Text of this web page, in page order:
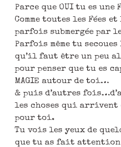
Parce que OUI tu es une
Comme toutes les Fées
parfois submergée par
Parfois même tu
qu’il faut être un peu
pour penser que tu es
MAGIE autour de toi…
& puis d’autres
les choses qui arrivent
pour toi.
Tu vois les yeux de
que tu as fait